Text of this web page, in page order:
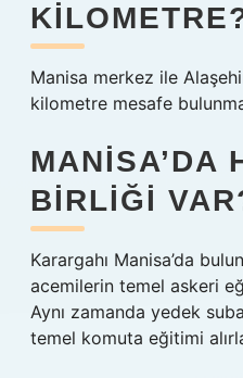
Manisa merkez ile
kilometre mesafe
MANISA’DA
BIRLIĞI
Karargahı Manisa’da
acemilerin temel askeri
Aynı zamanda yedek
temel komuta eğitimi